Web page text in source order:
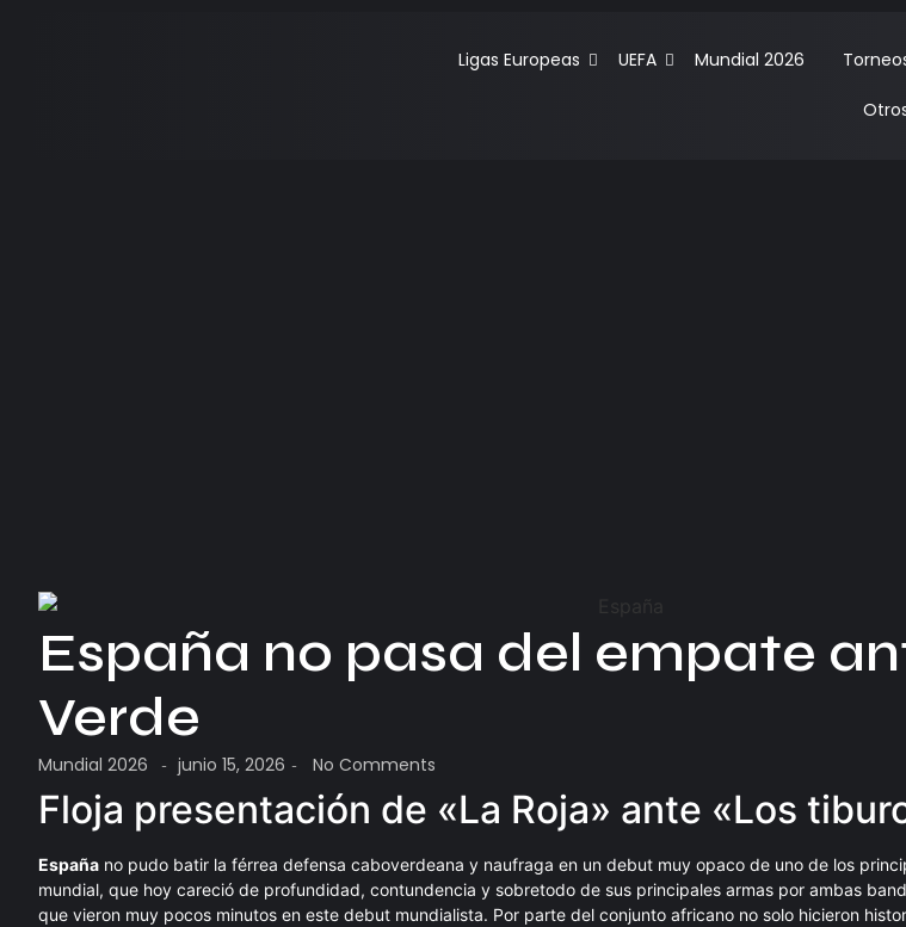
Ligas Europeas UEFA Mundial 2026
España no pasa del empate
Verde
Mundial 2026 - junio 15, 2026 - No Comments
Floja presentación de «La Roja» ante «Los
España no pudo batir la férrea defensa caboverdeana y naufraga en un debut muy opaco de uno de los
mundial, que hoy careció de profundidad, contundencia y sobretodo de sus principales armas por ambas
que vieron muy pocos minutos en este debut mundialista. Por parte del conjunto africano no solo hicieron